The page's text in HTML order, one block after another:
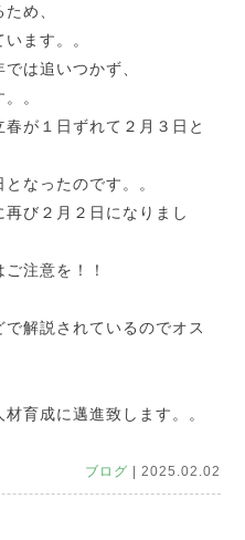
め、
ます。。
は追いつかず、
。
が１日ずれて２月３日と
なったのです。。
び２月２日になりまし
注意を！！
解説されているのでオス
育成に邁進致します。。
ブログ | 2025.02.02